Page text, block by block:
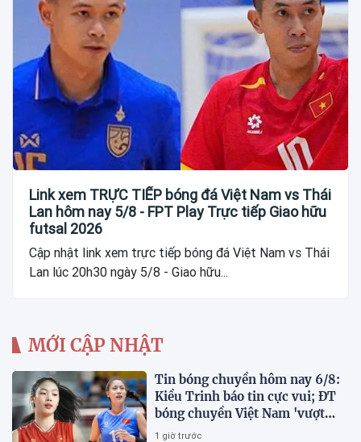
Link xem TRỰC TIẾP bóng đá Việt Nam vs Thái
Lan hôm nay 5/8 - FPT Play Trực tiếp Giao hữu
futsal 2026
Cập nhật link xem trực tiếp bóng đá Việt Nam vs Thái
Lan lúc 20h30 ngày 5/8 - Giao hữu...
MỚI CẬP NHẬT
Tin bóng chuyền hôm nay 6/8:
Kiều Trinh báo tin cực vui; ĐT
bóng chuyền Việt Nam 'vượt
mặt' Thái Lan
1 giờ trước